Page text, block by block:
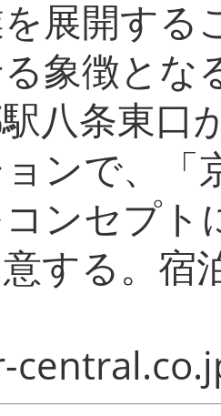
展開する
象徴とな
八条東口
ンで、「
ンセプト
する。宿